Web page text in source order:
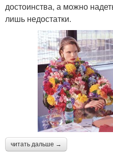
достоинства, а можно
лишь недостатки.
читать дальше →